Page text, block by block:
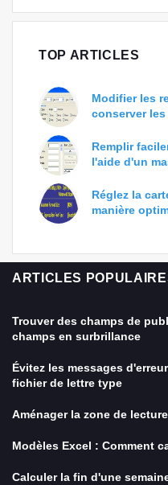
TOP ARTICLES
Modifier les
conserver
Remplir
l'aide d'un
Réglez la
manière
ARTICLES
Trouver des champs de
champs en surbrillance
Évitez les messages
fichier de lettre type
Aménager la zone de
Modèles Excel : Comment
Calculer la fin d'une